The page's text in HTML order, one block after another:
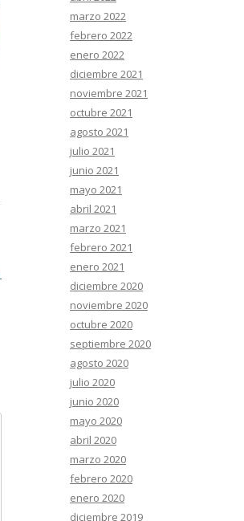
marzo 2022
febrero 2022
enero 2022
diciembre 2021
noviembre 2021
octubre 2021
agosto 2021
julio 2021
junio 2021
mayo 2021
abril 2021
marzo 2021
febrero 2021
enero 2021
diciembre 2020
noviembre 2020
octubre 2020
septiembre 2020
agosto 2020
julio 2020
junio 2020
mayo 2020
abril 2020
marzo 2020
febrero 2020
enero 2020
diciembre 2019